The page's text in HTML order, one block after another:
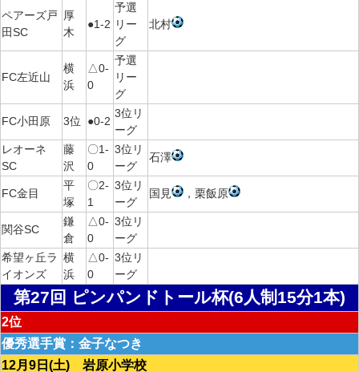
ペアーズ戸
田SC
厚
木
●1-2
予選
リー
グ
北村
FC左近山
横
浜
△0-
0
予選
リー
グ
FC小田原 3位 ●0-2
3位リ
ーグ
レオーネ
SC
藤
沢
〇1-
0
3位リ
ーグ
石澤
FC金目
平
塚
〇2-
1
3位リ
ーグ
国見 ，栗飯原
関谷SC
鎌
倉
△0-
0
3位リ
ーグ
希望ヶ丘ラ
イオンズ
横
浜
△0-
0
3位リ
ーグ
第27回 ピンパンドトール杯(6人制15分1本)
2位
優秀選手賞：金子なつき
12月9日(土) 岩原小学校